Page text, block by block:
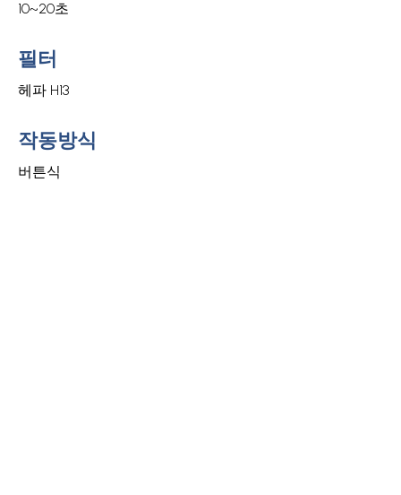
10~20초
필터
헤파 H13
작동방식
버튼식